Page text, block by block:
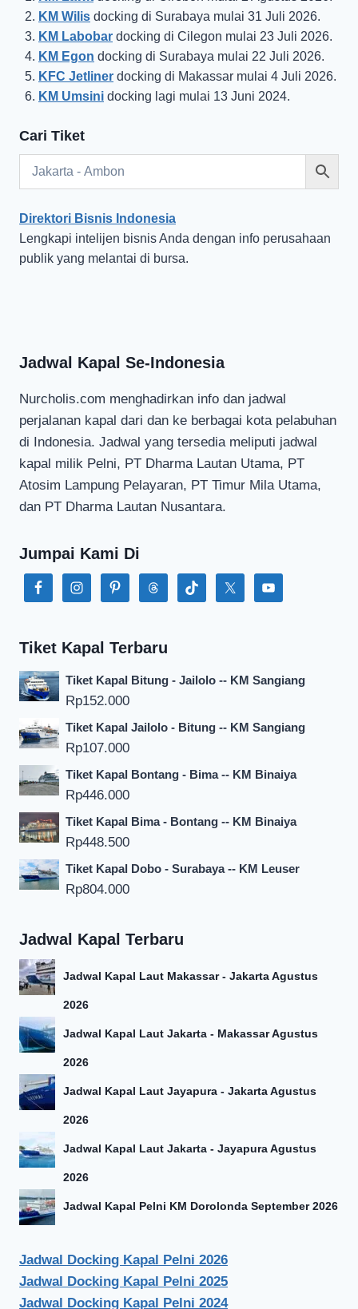
KM Wilis docking di Surabaya mulai 31 Juli 2026.
KM Labobar docking di Cilegon mulai 23 Juli 2026.
KM Egon docking di Surabaya mulai 22 Juli 2026.
KFC Jetliner docking di Makassar mulai 4 Juli 2026.
KM Umsini docking lagi mulai 13 Juni 2024.
Cari Tiket
Direktori Bisnis Indonesia
Lengkapi intelijen bisnis Anda dengan info perusahaan
publik yang melantai di bursa.
Jadwal Kapal Se-Indonesia
Nurcholis.com menghadirkan info dan jadwal
perjalanan kapal dari dan ke berbagai kota pelabuhan
di Indonesia. Jadwal yang tersedia meliputi jadwal
kapal milik Pelni, PT Dharma Lautan Utama, PT
Atosim Lampung Pelayaran, PT Timur Mila Utama,
dan PT Dharma Lautan Nusantara.
Jumpai Kami Di
Tiket Kapal Terbaru
Tiket Kapal Bitung - Jailolo -- KM Sangiang
Rp152.000
Tiket Kapal Jailolo - Bitung -- KM Sangiang
Rp107.000
Tiket Kapal Bontang - Bima -- KM Binaiya
Rp446.000
Tiket Kapal Bima - Bontang -- KM Binaiya
Rp448.500
Tiket Kapal Dobo - Surabaya -- KM Leuser
Rp804.000
Jadwal Kapal Terbaru
Jadwal Kapal Laut Makassar - Jakarta Agustus
2026
Jadwal Kapal Laut Jakarta - Makassar Agustus
2026
Jadwal Kapal Laut Jayapura - Jakarta Agustus
2026
Jadwal Kapal Laut Jakarta - Jayapura Agustus
2026
Jadwal Kapal Pelni KM Dorolonda September 2026
Jadwal Docking Kapal Pelni 2026
Jadwal Docking Kapal Pelni 2025
Jadwal Docking Kapal Pelni 2024